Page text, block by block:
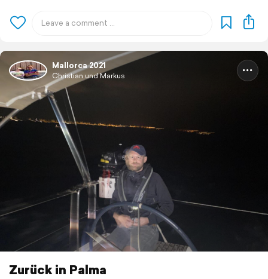
Mallorca 2021
Christian und Markus
Zurück in Palma